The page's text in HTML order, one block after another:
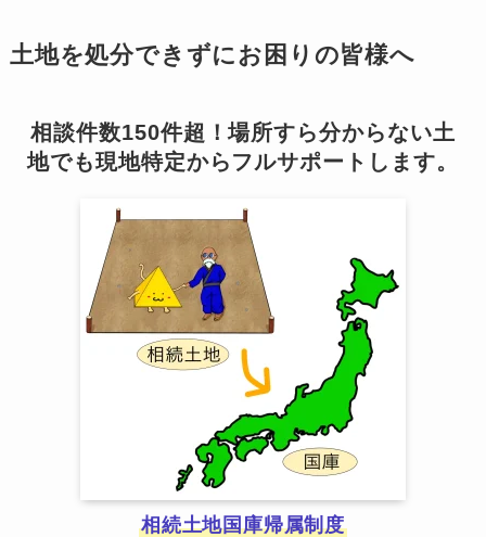
土地を処分できずにお困りの皆様へ
相談件数150件超！場所すら分からない土
地でも現地特定からフルサポートします。
相続土地国庫帰属制度